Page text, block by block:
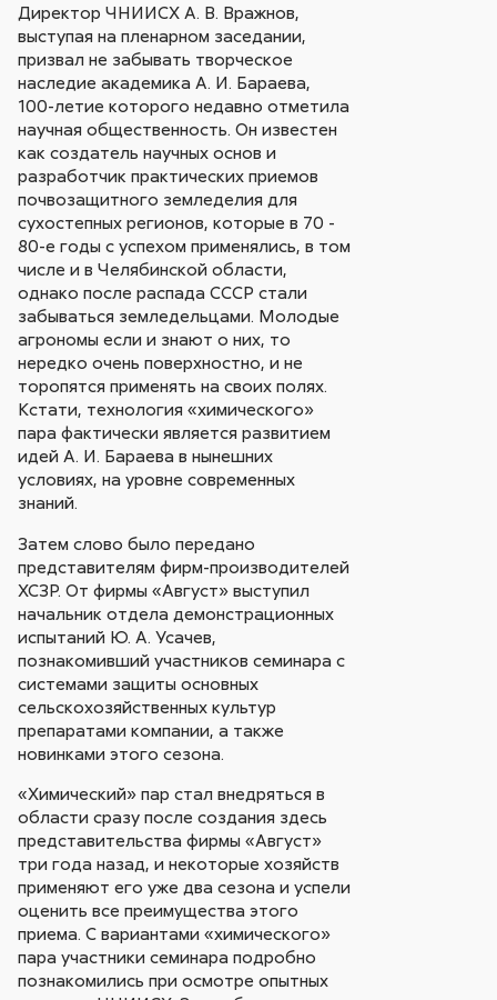
Директор ЧНИИСХ А. В. Вражнов,
выступая на пленарном заседании,
призвал не забывать творческое
наследие академика А. И. Бараева,
100-летие которого недавно отметила
научная общественность. Он известен
как создатель научных основ и
разработчик практических приемов
почвозащитного земледелия для
сухостепных регионов, которые в 70 -
80-е годы с успехом применялись, в том
числе и в Челябинской области,
однако после распада СССР стали
забываться земледельцами. Молодые
агрономы если и знают о них, то
нередко очень поверхностно, и не
торопятся применять на своих полях.
Кстати, технология «химического»
пара фактически является развитием
идей А. И. Бараева в нынешних
условиях, на уровне современных
знаний.
Затем слово было передано
представителям фирм-производителей
ХСЗР. От фирмы «Август» выступил
начальник отдела демонстрационных
испытаний Ю. А. Усачев,
познакомивший участников семинара с
системами защиты основных
сельскохозяйственных культур
препаратами компании, а также
новинками этого сезона.
«Химический» пар стал внедряться в
области сразу после создания здесь
представительства фирмы «Август»
три года назад, и некоторые хозяйств
применяют его уже два сезона и успели
оценить все преимущества этого
приема. С вариантами «химического»
пара участники семинара подробно
познакомились при осмотре опытных